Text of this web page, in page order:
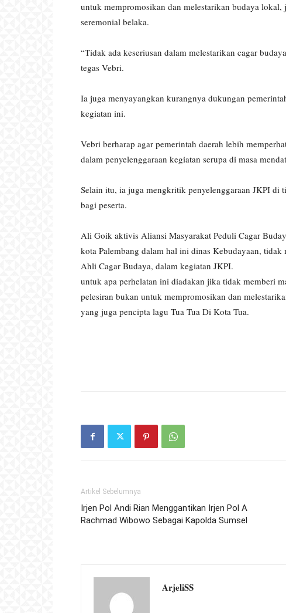
untuk mempromosikan dan melestarikan budaya
seremonial belaka.
“Tidak ada keseriusan dalam melestarikan cagar
tegas Vebri.
Ia juga menyayangkan kurangnya dukungan
kegiatan ini.
Vebri berharap agar pemerintah daerah lebih
dalam penyelenggaraan kegiatan serupa di masa
Selain itu, ia juga mengkritik penyelenggaraan JKPI
bagi peserta.
Ali Goik aktivis Aliansi Masyarakat Peduli Cagar
kota Palembang dalam hal ini dinas Kebudayaan,
Ahli Cagar Budaya, dalam kegiatan JKPI.
untuk apa perhelatan ini diadakan jika tidak memberi
pelesiran bukan untuk mempromosikan dan
yang juga pencipta lagu Tua Tua Di Kota Tua.
Artikel Sebelumnya
Irjen Pol Andi Rian Menggantikan Irjen Pol A
Rachmad Wibowo Sebagai Kapolda Sumsel
ArjeliSS